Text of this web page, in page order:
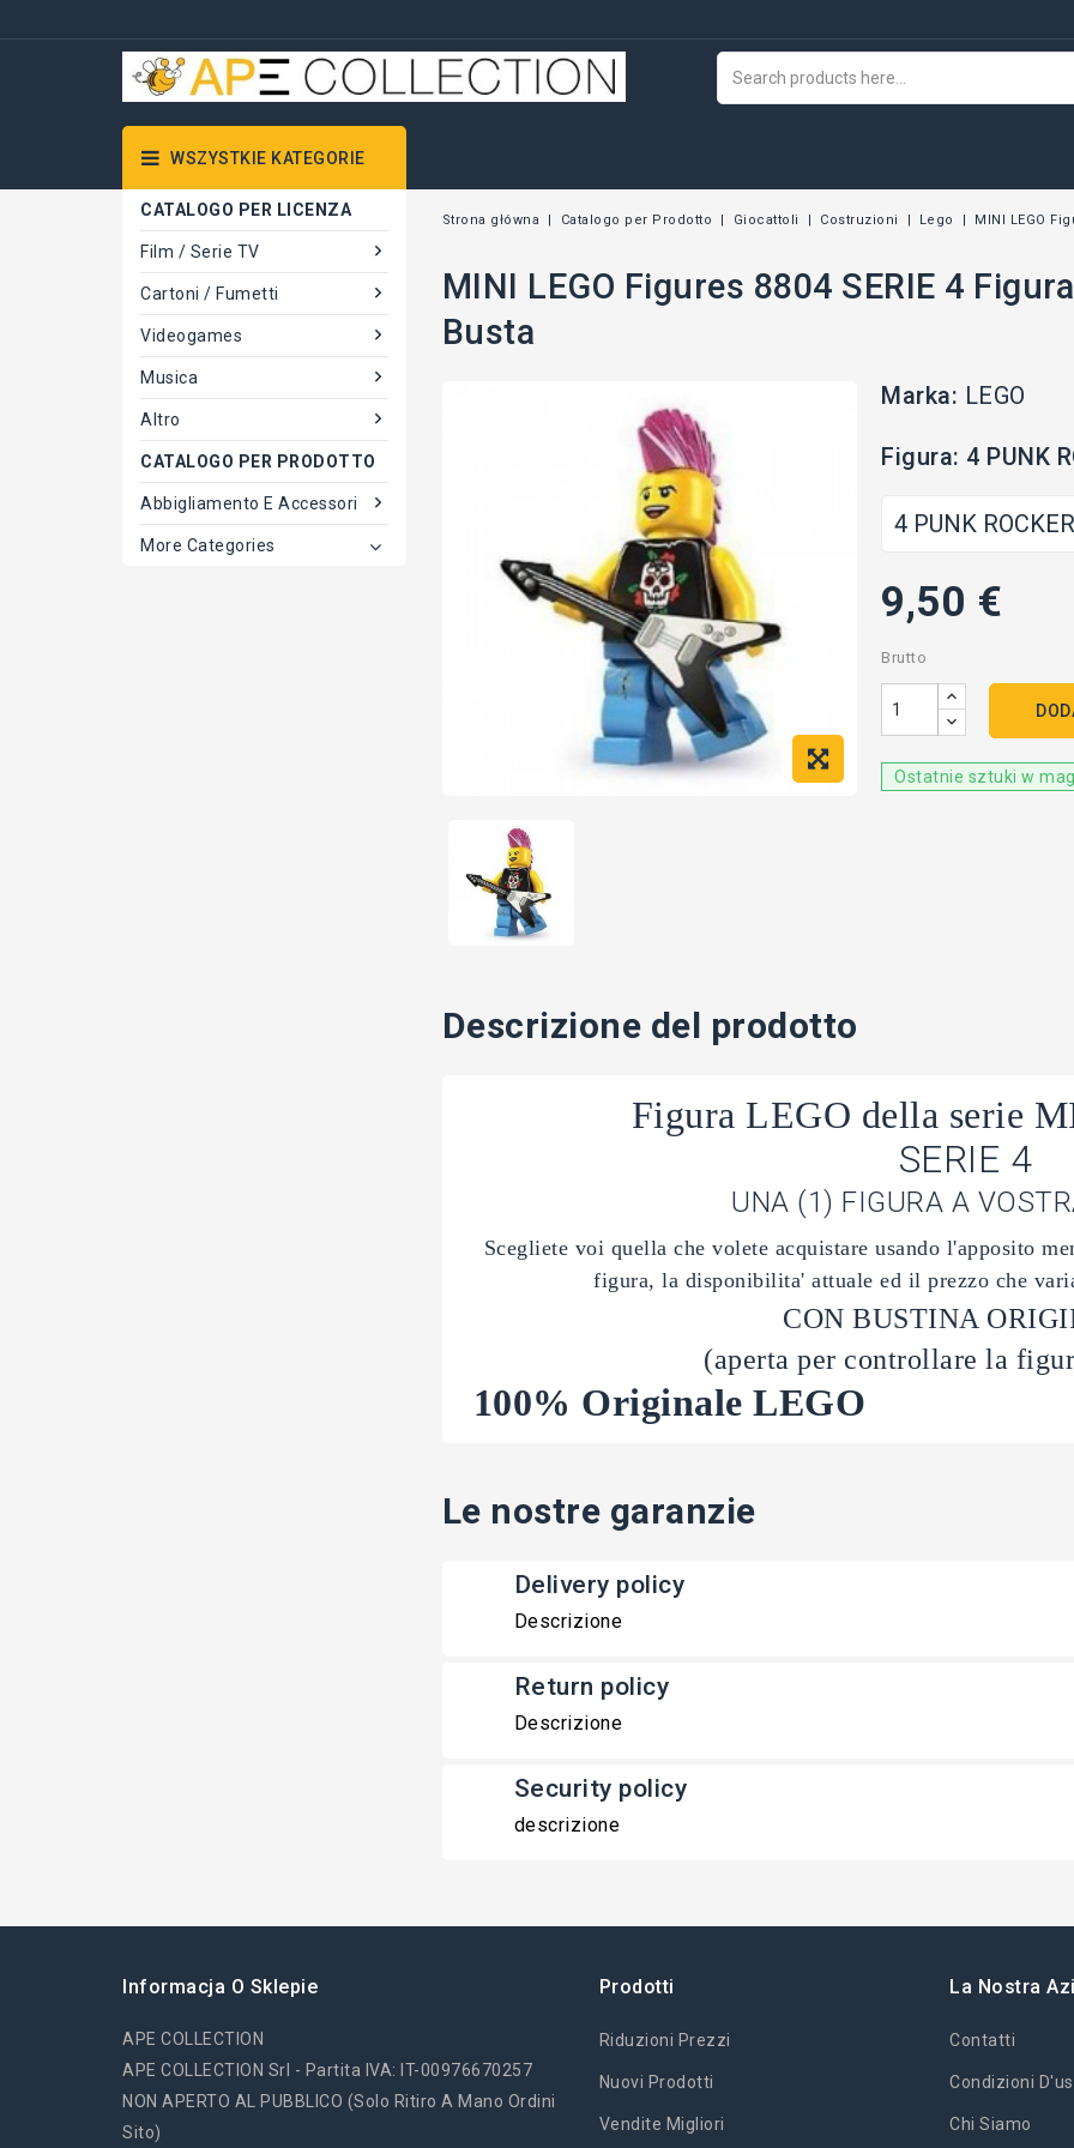
WSZYSTKIE KATEGORIE
CATALOGO PER LICENZA
Film / Serie TV
Cartoni / Fumetti
Videogames
Musica
Altro
CATALOGO PER PRODOTTO
Abbigliamento E Accessori
More Categories
Strona główna Catalogo per Prodotto Giocattoli Costruzioni Lego MINI LEGO
MINI LEGO Figures 8804 SERIE 4
Busta
Marka: LEGO
Figura: 4 PUNK
9,50 €
Brutto
Ostatnie sztuki w
Descrizione del prodotto
Figura LEGO della serie
SERIE 4
UNA (1) FIGURA A
Scegliete voi quella che volete acquistare usando l'apposito
figura, la disponibilita' attuale ed il prezzo che
CON BUSTINA
(aperta per controllare la
100% Originale LEGO
Le nostre garanzie
Delivery policy
Descrizione
Return policy
Descrizione
Security policy
descrizione
Informacja O Sklepie
APE COLLECTION
APE COLLECTION Srl - Partita IVA: IT-00976670257
NON APERTO AL PUBBLICO (solo Ritiro A Mano Ordini
Sito)
Prodotti
Riduzioni Prezzi
Nuovi Prodotti
Vendite Migliori
La Nostra
Contatti
Condizioni
Chi Siamo